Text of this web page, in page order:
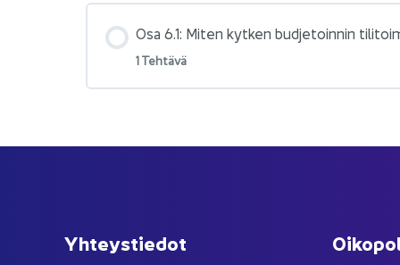
Osa 6.1: Miten kyt­ken bud­je­toin­nin
1 Teh­tä­vä
Yh­teys­tie­dot